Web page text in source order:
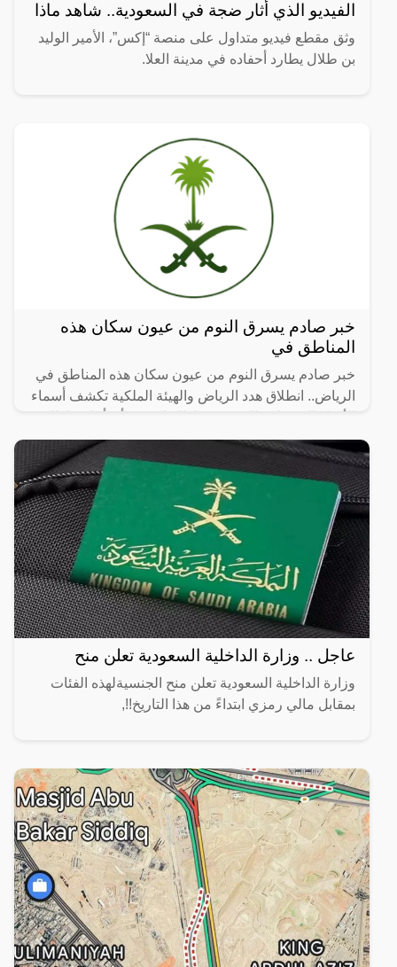
الفيديو الذي أثار ضجة في السعودية.. شاهد ماذا
وثق مقطع فيديو متداول على منصة “إكس”، الأمير الوليد
بن طلال يطارد أحفاده في مدينة العلا.
خبر صادم يسرق النوم من عيون سكان هذه
المناطق في
خبر صادم يسرق النوم من عيون سكان هذه المناطق في
الرياض.. انطلاق هدد الرياض والهيئة الملكية تكشف أسماء
عاجل .. وزارة الداخلية السعودية تعلن منح
وزارة الداخلية السعودية تعلن منح الجنسيةلهذه الفئات
بمقابل مالي رمزي ابتداءً من هذا التاريخ!!,